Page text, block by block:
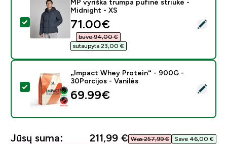
Pasirinkti šį produktą - MP vyriška trumpa pufinė
MP vyriška trumpa pufinė striukė -
Midnight - XS
discounted price
71.00€‎
buvo 94,00 €‎
sutaupyta 23,00 €‎
Pasirinkti šį produktą - „Impact Whey Protein“ -
„Impact Whey Protein“ - 900G -
30Porcijos - Vanilės
69.99€‎
Jūsų suma: 211,99 €‎ Was 257,99 €‎ Save 46,00 €‎